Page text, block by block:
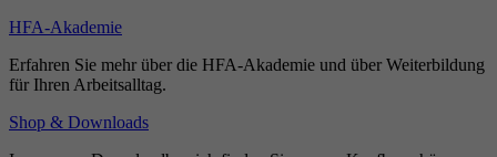
HFA-Akademie
Erfahren Sie mehr über die HFA-Akademie und über Weiterbildung
für Ihren Arbeitsalltag.
Shop & Downloads